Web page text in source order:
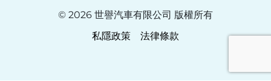
​© 2026 世譽汽車有限公司 版權所有
私隱政策
法律條款